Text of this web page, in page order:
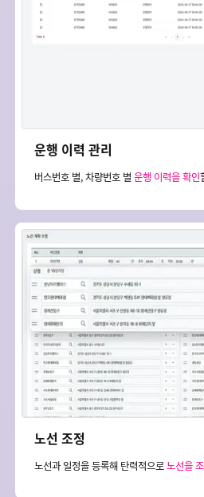
운행 이력 관리
버스번호 별, 차량번호 별 운행 이력을 확인
노선 조정
노선과 일정을 등록해 탄력적으로노선을